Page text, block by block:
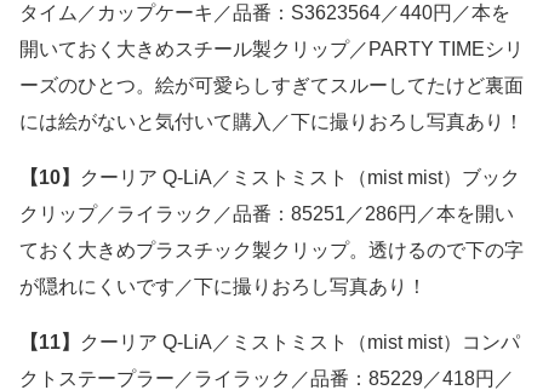
タイム／カップケーキ／品番：S3623564／440円／本を
開いておく大きめスチール製クリップ／PARTY TIMEシリ
ーズのひとつ。絵が可愛らしすぎてスルーしてたけど裏面
には絵がないと気付いて購入／下に撮りおろし写真あり！
【10】
クーリア Q-LiA／ミストミスト（mist mist）ブック
クリップ／ライラック／品番：85251／286円／本を開い
ておく大きめプラスチック製クリップ。透けるので下の字
が隠れにくいです／下に撮りおろし写真あり！
【11】
クーリア Q-LiA／ミストミスト（mist mist）コンパ
クトステープラー／ライラック／品番：85229／418円／